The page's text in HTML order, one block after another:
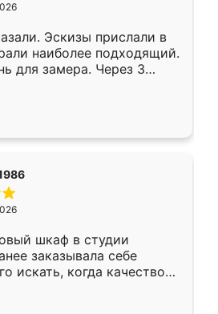
Эскизы прислали в
наиболее подходящий.
для замера. Через 3
уже готова. Остались
Спасибо Ренессанс
работу!
шкаф в студии
заказывала себе
искать, когда качеством
Служит кухня уже почти
нет.